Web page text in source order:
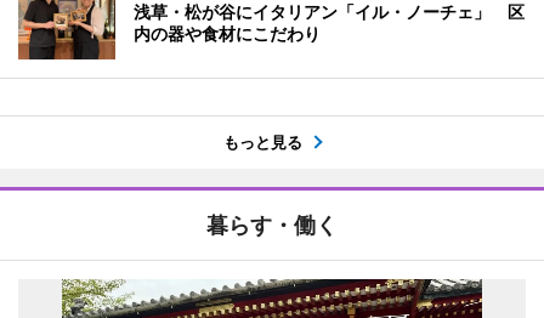
浅草・松が谷にイタリアン「イル・ノーチェ」 区
内の器や食材にこだわり
もっと見る
暮らす・働く